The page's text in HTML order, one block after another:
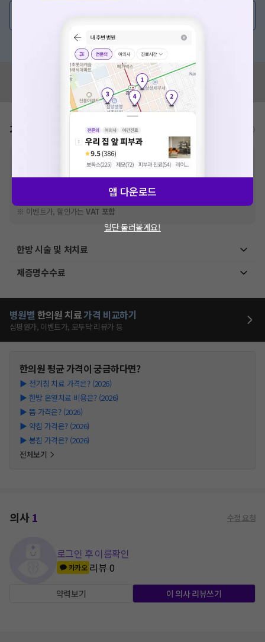
혹은, 의료상담 서비스에 다양한 게시글 보러가기
혹시 잘못된 병원정보가 있나요?
모두닥 팀에 알려주세요!
가격표
비급여 항목의 경우,추가비용 등으로 실제 가격과 상이할 수 있으니, 정확
한 가격은 해당 의료기관에 직접 문의해주세요.
※급여 항목의 경우,건강보험심사평가원에 고지되어 있는 급여 진료 기준 가
격입니다. (진료와 연관된 복합적인 비용이 추가되어, 병원마다 금액이 다르게
산정될 수 있는 점 참고 바랍니다.)
※ 이벤트가, 할인가는VAT 포함
한방 시술 및 처치료
제증명수수료
병원별 한의원 치료가격 비교하기
심평원가, 이벤트가, 모두닥 리뷰가 등
한의원평균 가격이 궁금하다면?
▶ 전기침 치료 가격은? (2026)
▶ 한방 온열치료 비용은? (2026)
▶ 뜸 가격은? (2026)
▶ 약침 가격은? (2026)
▶ 봉침 가격은? (2026)
전체보기
의사1 수정 요청
로그인 후 이름확인
카카오 리뷰0
약력보기 이 의사 리뷰쓰기
앱 다운로드
일단 둘러볼게요!